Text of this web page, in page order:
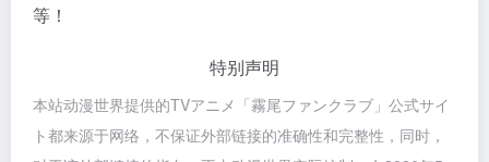
等！
特别声明
本站动漫世界提供的TVアニメ「霧尾ファンクラブ」公式サイ
ト都来源于网络，不保证外部链接的准确性和完整性，同时，